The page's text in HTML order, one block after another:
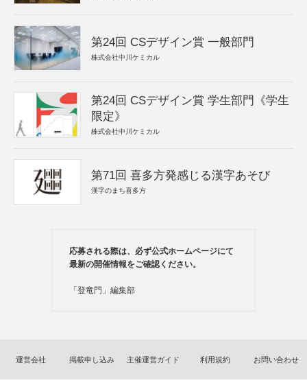
第24回 CSデザイン賞 一般部門
株式会社中川ケミカル
第24回 CSデザイン賞 学生部門《学生
限定》
株式会社中川ケミカル
第71回 喜多方発感じる漢字あそび
漢字のまち喜多方
応募される際は、必ず公式ホームページにて
最新の開催情報をご確認ください。
「登竜門」編集部
運営会社 掲載申し込み 主催運営ガイド 利用規約 お問い合わせ